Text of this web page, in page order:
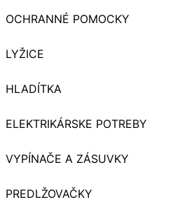
OCHRANNÉ POMOCKY
LYŽICE
HLADÍTKA
ELEKTRIKÁRSKE POTREBY
VYPÍNAČE A ZÁSUVKY
PREDLŽOVAČKY